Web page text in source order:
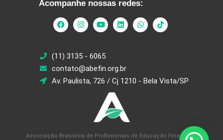
Acompanhe nossas redes:
(11) 3135 - 6065
contato@abefin.org.br
Av. Paulista, 726 / Cj 1210 - Bela Vista/SP
Associação Brasileira de Profissionais de Educação Financeira